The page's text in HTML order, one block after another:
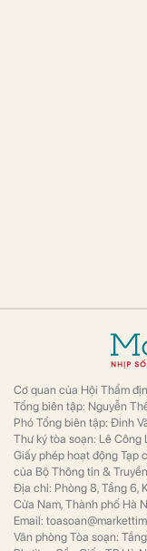
Cơ quan của Hội Thẩm
Tổng biên tập: Nguyễn
Phó Tổng biên tập: Đinh
Thư ký tòa soạn: Lê Công
Giấy phép hoạt động
của Bộ Thông tin &
Địa chỉ: Phòng 8, Tầng 6,
Cửa Nam, Thành phố Hà
Email:
Văn phòng Tòa soạn: